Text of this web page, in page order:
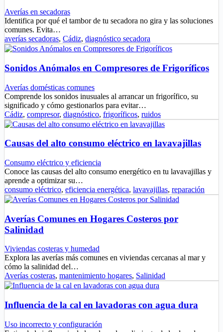
Averías en secadoras
Identifica por qué el tambor de tu secadora no gira y las soluciones
comunes. Evita…
averías secadoras, Cádiz, diagnóstico secadora
Sonidos Anómalos en Compresores de Frigoríficos
Averías domésticas comunes
Comprende los sonidos inusuales al arrancar un frigorífico, su
significado y cómo gestionarlos para evitar…
Cádiz, compresor, diagnóstico, frigoríficos, ruidos
Causas del alto consumo eléctrico en lavavajillas
Consumo eléctrico y eficiencia
Conoce las causas del alto consumo energético en tu lavavajillas y
aprende a optimizar su…
consumo eléctrico, eficiencia energética, lavavajillas, reparación
Averías Comunes en Hogares Costeros por
Salinidad
Viviendas costeras y humedad
Explora las averías más comunes en viviendas cercanas al mar y
cómo la salinidad del…
Averías costeras, mantenimiento hogares, Salinidad
Influencia de la cal en lavadoras con agua dura
Uso incorrecto y configuración